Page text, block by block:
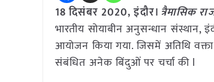
18 दिसंबर 2020, इंदौर। त्रैमासिक
भारतीय सोयाबीन अनुसन्धान संस्थान,
आयोजन किया गया. जिसमें अतिथि
संबंधित अनेक बिंदुओं पर चर्चा की l